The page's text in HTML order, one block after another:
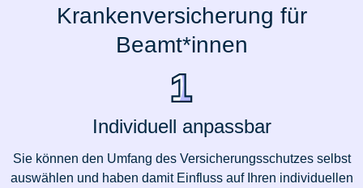
Krankenversicherung für
Beamt*innen
Individuell anpassbar
Sie können den Umfang des Versicherungsschutzes selbst
auswählen und haben damit Einfluss auf Ihren individuellen